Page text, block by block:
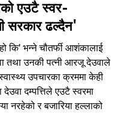
एउटै स्वर-
सरकार ढल्दैन'
कि' भन्ने चौतर्फी आशंकालाई
तथा उनकी पत्नी आरजू देउवाले
उपचारका क्रममा केही
दम्पत्तिले एउटै स्वरमा
नरहेको र बजारिया हल्लाको